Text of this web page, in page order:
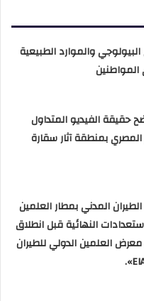
والموارد الطبيعية
حقيقة الفيديو المتداول
بمنطقة آثار سقارة
المدني بمطار العلمين
النهائية قبل انطلاق
معرض العلمين الدولي للطيران